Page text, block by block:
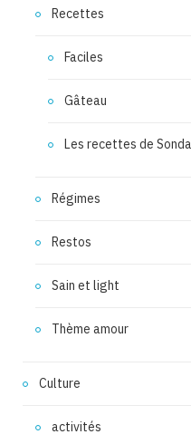
Recettes
Faciles
Gâteau
Les recettes de Sonda
Régimes
Restos
Sain et light
Thème amour
Culture
activités